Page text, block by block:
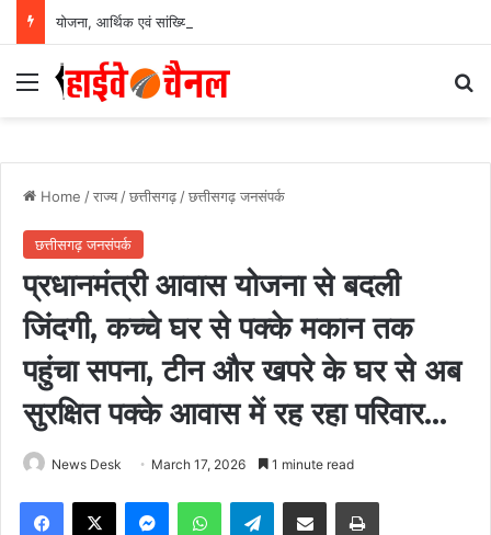
Menu
Home /राज्य /छत्तीसगढ़ /छत्तीसगढ़ जनसंपर्क
छत्तीसगढ़ जनसंपर्क
प्रधानमंत्री आवास योजना से बदली
जिंदगी, कच्चे घर से पक्के मकान तक
पहुंचा सपना, टीन और खपरे के घर से अब
सुरक्षित पक्के आवास में रह रहा परिवार…
News Desk March 17, 2026 1 minute read
Facebook
X MessengerWhatsAppTelegramShare via Email Print